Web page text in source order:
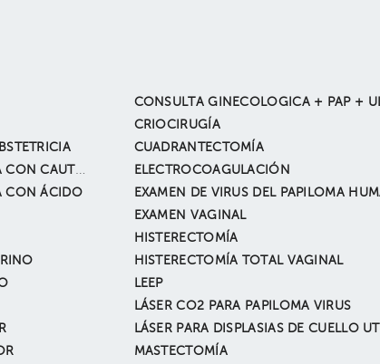
CAUTERIZACIÓN DE CONDILOMA CON CAUTERIO
CON ÁCIDO
CRIOCIRUGÍA
CUADRANTECTOMÍA
ELECTROCOAGULACIÓN
EXAMEN VAGINAL
HISTERECTOMÍA
HISTERECTOMÍA TOTAL VAGINAL
LEEP
LÁSER CO2 PARA PAPILOMA VIRUS
LÁSER PARA DISPLASIAS DE CUELLO
MASTECTOMÍA